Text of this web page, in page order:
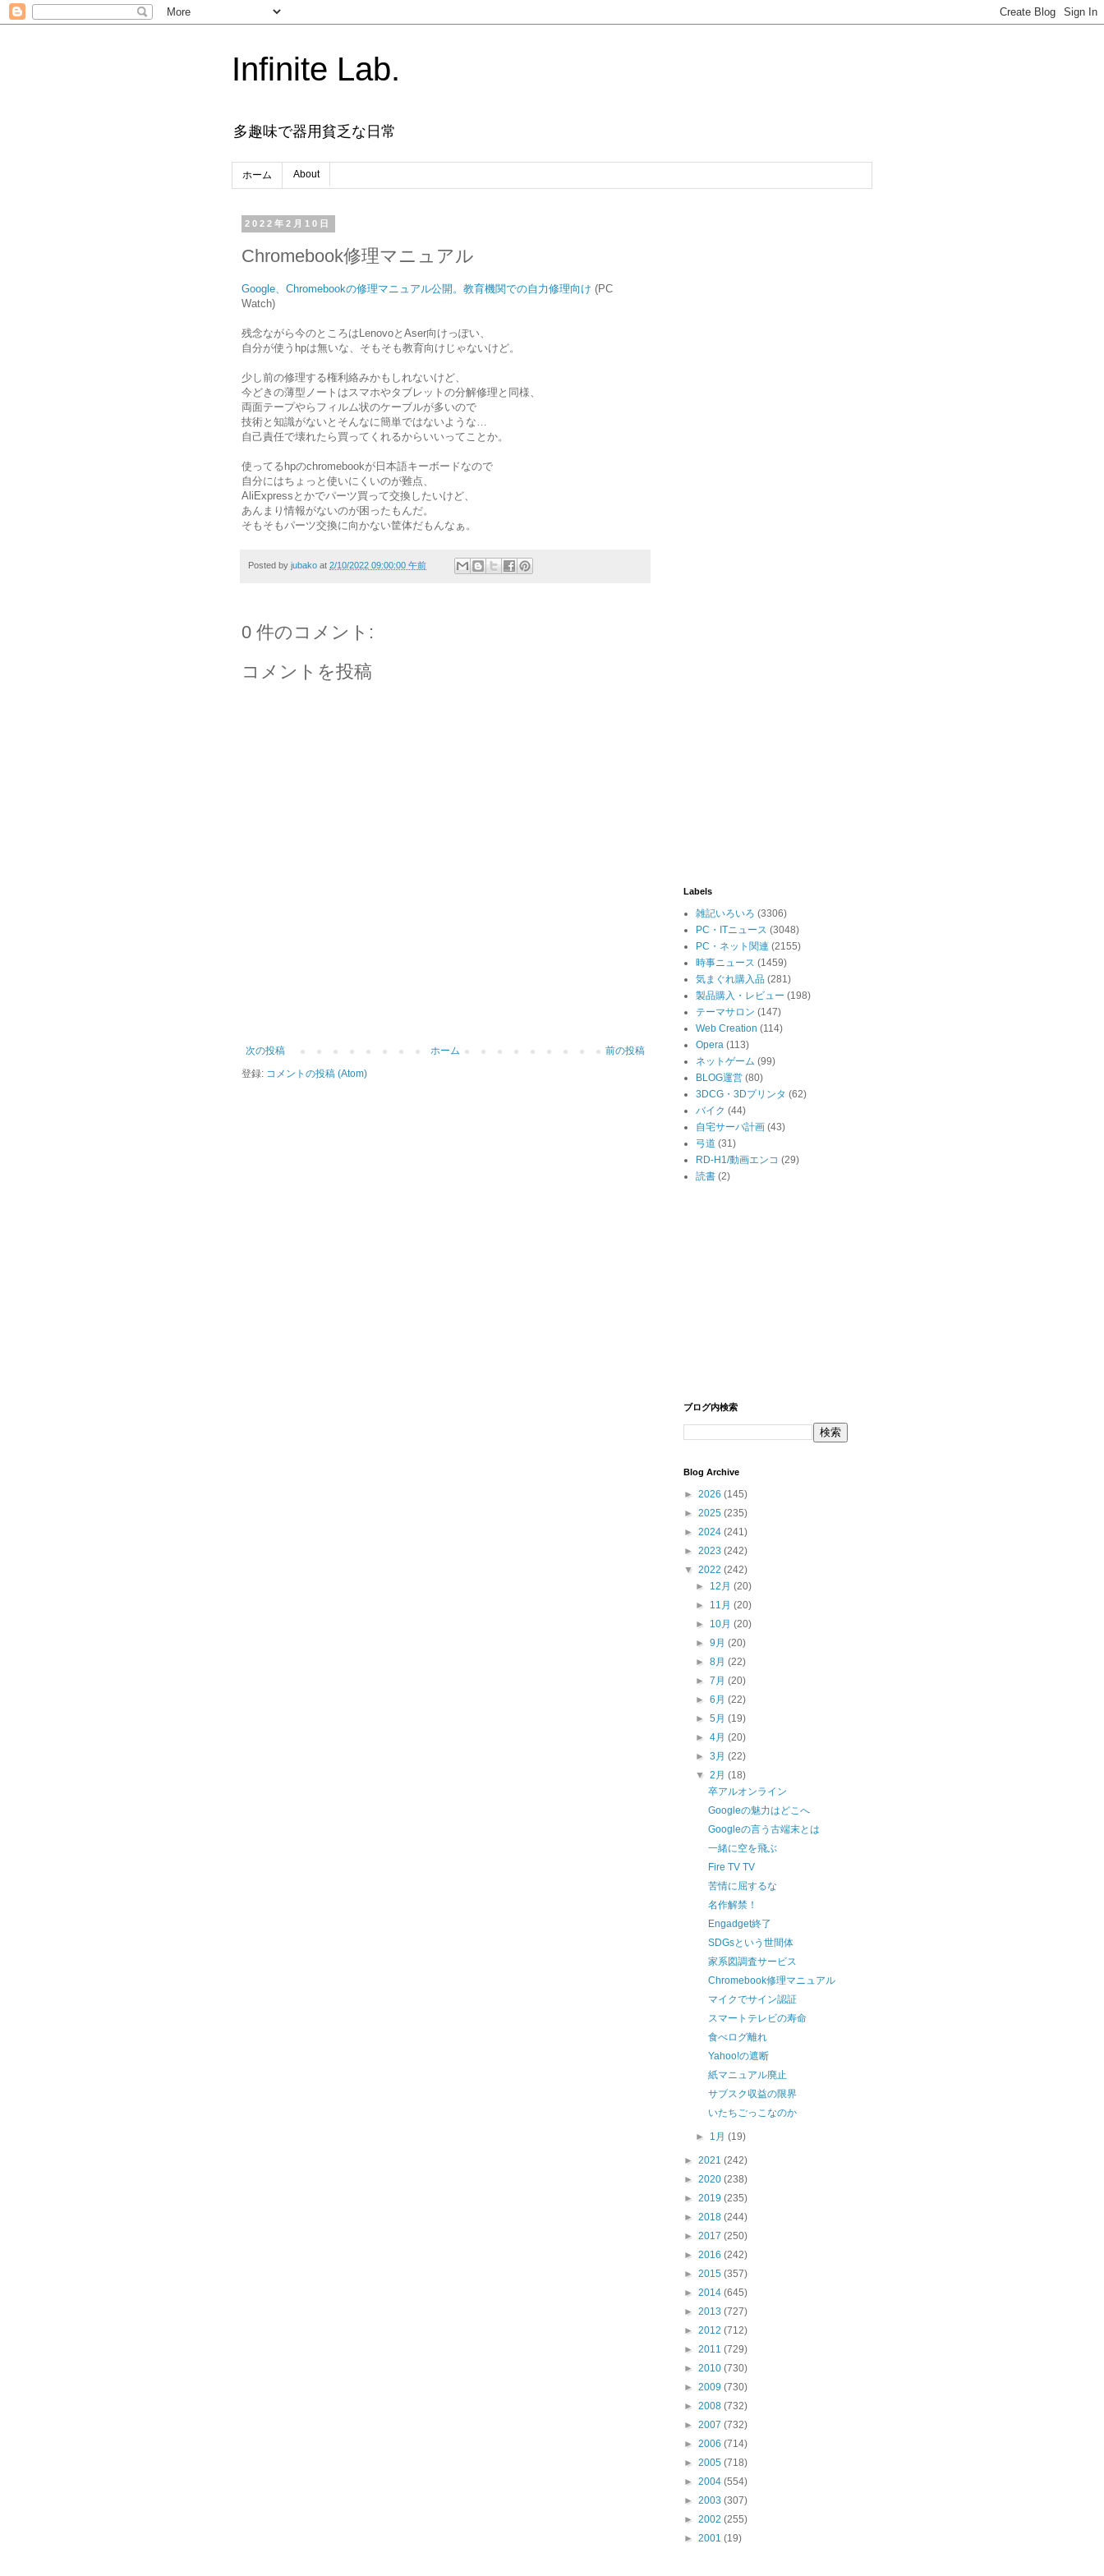
Infinite Lab.
多趣味で器用貧乏な日常
ホーム About
2022年2月10日
Chromebook修理マニュアル
Google、Chromebookの修理マニュアル公開。教育機関での自力修理向け (PC
Watch)
残念ながら今のところはLenovoとAser向けっぽい、
自分が使うhpは無いな、そもそも教育向けじゃないけど。
少し前の修理する権利絡みかもしれないけど、
今どきの薄型ノートはスマホやタブレットの分解修理と同様、
両面テープやらフィルム状のケーブルが多いので
技術と知識がないとそんなに簡単ではないような…
自己責任で壊れたら買ってくれるからいいってことか。
使ってるhpのchromebookが日本語キーボードなので
自分にはちょっと使いにくいのが難点、
AliExpressとかでパーツ買って交換したいけど、
あんまり情報がないのが困ったもんだ。
そもそもパーツ交換に向かない筐体だもんなぁ。
Posted by jubako at 2/10/2022 09:00:00 午前
0 件のコメント:
コメントを投稿
次の投稿 前の投稿
ホーム
登録: コメントの投稿 (Atom)
Labels
雑記いろいろ (3306)
PC・ITニュース (3048)
PC・ネット関連 (2155)
時事ニュース (1459)
気まぐれ購入品 (281)
製品購入・レビュー (198)
テーマサロン (147)
Web Creation (114)
Opera (113)
ネットゲーム (99)
BLOG運営 (80)
3DCG・3Dプリンタ (62)
バイク (44)
自宅サーバ計画 (43)
弓道 (31)
RD-H1/動画エンコ (29)
読書 (2)
ブログ内検索
Blog Archive
► 2026 (145)
► 2025 (235)
► 2024 (241)
► 2023 (242)
▼ 2022 (242)
► 12月(20)
► 11月(20)
► 10月(20)
►9月(20)
►8月(22)
►7月(20)
►6月(22)
►5月(19)
►4月(20)
►3月(22)
▼2月(18)
卒アルオンライン
Googleの魅力はどこへ
Googleの言う古端末とは
一緒に空を飛ぶ
Fire TV TV
苦情に屈するな
名作解禁！
Engadget終了
SDGsという世間体
家系図調査サービス
Chromebook修理マニュアル
マイクでサイン認証
スマートテレビの寿命
食べログ離れ
Yahoo!の遮断
紙マニュアル廃止
サブスク収益の限界
いたちごっこなのか
► 1月(19)
► 2021 (242)
► 2020 (238)
► 2019 (235)
► 2018 (244)
► 2017 (250)
► 2016 (242)
► 2015 (357)
► 2014 (645)
► 2013 (727)
► 2012 (712)
► 2011 (729)
► 2010 (730)
► 2009 (730)
► 2008 (732)
► 2007 (732)
► 2006 (714)
► 2005 (718)
► 2004 (554)
► 2003 (307)
► 2002 (255)
► 2001 (19)